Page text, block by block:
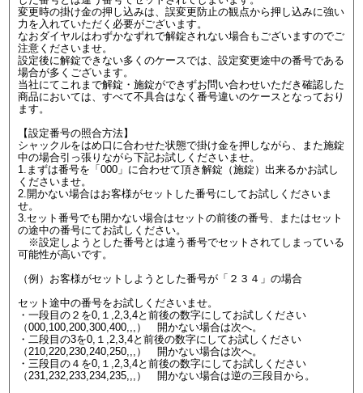
変更時の掛け金の押し込みは、誤変更防止の観点から押し込みに強い
力を入れていただく必要がございます。
なおダイヤルはわずかなずれで解錠されない場合もございますのでご
注意くださいませ。
設定後に解錠できない多くのケースでは、設定変更途中の番号である
場合が多くございます。
当社にてこれまで解錠・施錠ができずお問い合わせいただき確認した
商品においては、すべて不具合はなく番号違いのケースとなっており
ます。
【設定番号の照合方法】
シャックルをはめ口に合わせた状態で掛け金を押しながら、また施錠
中の場合引っ張りながら下記お試しくださいませ。
1.まずは番号を「000」に合わせて頂き解錠（施錠）出来るかお試し
くださいませ。
2.開かない場合はお客様がセットした番号にしてお試しくださいま
せ。
3.セット番号でも開かない場合はセットの前後の番号、またはセット
の途中の番号にてお試しください。
※設定しようとした番号とは違う番号でセットされてしまっている
可能性が高いです。
（例）お客様がセットしようとした番号が「２３４」の場合
セット途中の番号をお試しくださいませ。
・一段目の２を0,１,2,3,4と前後の数字にしてお試しください
（000,100,200,300,400,,,） 開かない場合は次へ。
・二段目の3を0,１,2,3,4と前後の数字にしてお試しください
（210,220,230,240,250,,,） 開かない場合は次へ。
・三段目の４を0,１,2,3,4と前後の数字にしてお試しください
（231,232,233,234,235,,,） 開かない場合は逆の三段目から。